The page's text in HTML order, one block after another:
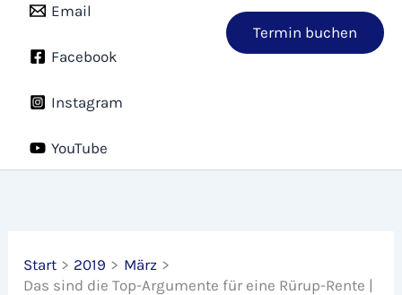
Email
Facebook
Instagram
YouTube
Termin buchen
Start 2019
März
Das sind die Top-Argumente für eine Rürup-Rente |